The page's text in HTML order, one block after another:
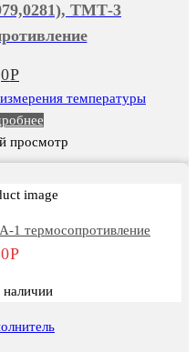
ТМТ-3
0Р
температуры
просмотр
термосопротивление
0Р